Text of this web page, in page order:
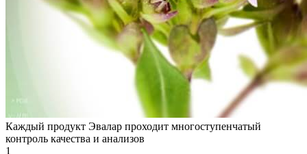
Каждый продукт Эвалар проходит многоступенчатый
контроль качества и анализов
1